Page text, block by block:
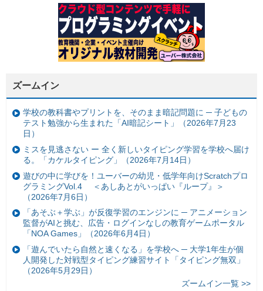
ズームイン
学校の教科書やプリントを、そのまま暗記問題に ─ 子どもの
テスト勉強から生まれた「AI暗記シート」（2026年7月23
日）
ミスを見逃さない ー 全く新しいタイピング学習を学校へ届け
る。「カケルタイピング」（2026年7月14日）
遊びの中に学びを！ユーバーの幼児・低学年向けScratchプロ
グラミングVol.4 ＜あしあとがいっぱい『ループ』＞
（2026年7月6日）
「あそぶ＋学ぶ」が反復学習のエンジンに ─ アニメーション
監督がAIと挑む、広告・ログインなしの教育ゲームポータル
「NOA Games」（2026年6月4日）
「遊んでいたら自然と速くなる」を学校へ ─ 大学1年生が個
人開発した対戦型タイピング練習サイト「タイピング無双」
（2026年5月29日）
ズームイン一覧 >>